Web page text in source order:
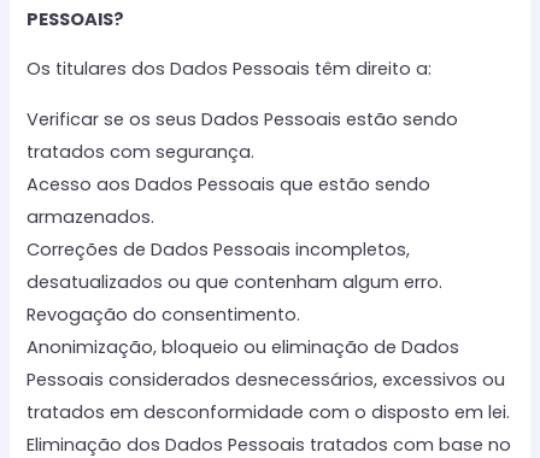
PESSOAIS?
Os titulares dos Dados Pessoais têm direito a:
Verificar se os seus Dados Pessoais estão sendo
tratados com segurança.
Acesso aos Dados Pessoais que estão sendo
armazenados.
Correções de Dados Pessoais incompletos,
desatualizados ou que contenham algum erro.
Revogação do consentimento.
Anonimização, bloqueio ou eliminação de Dados
Pessoais considerados desnecessários, excessivos ou
tratados em desconformidade com o disposto em lei.
Eliminação dos Dados Pessoais tratados com base no